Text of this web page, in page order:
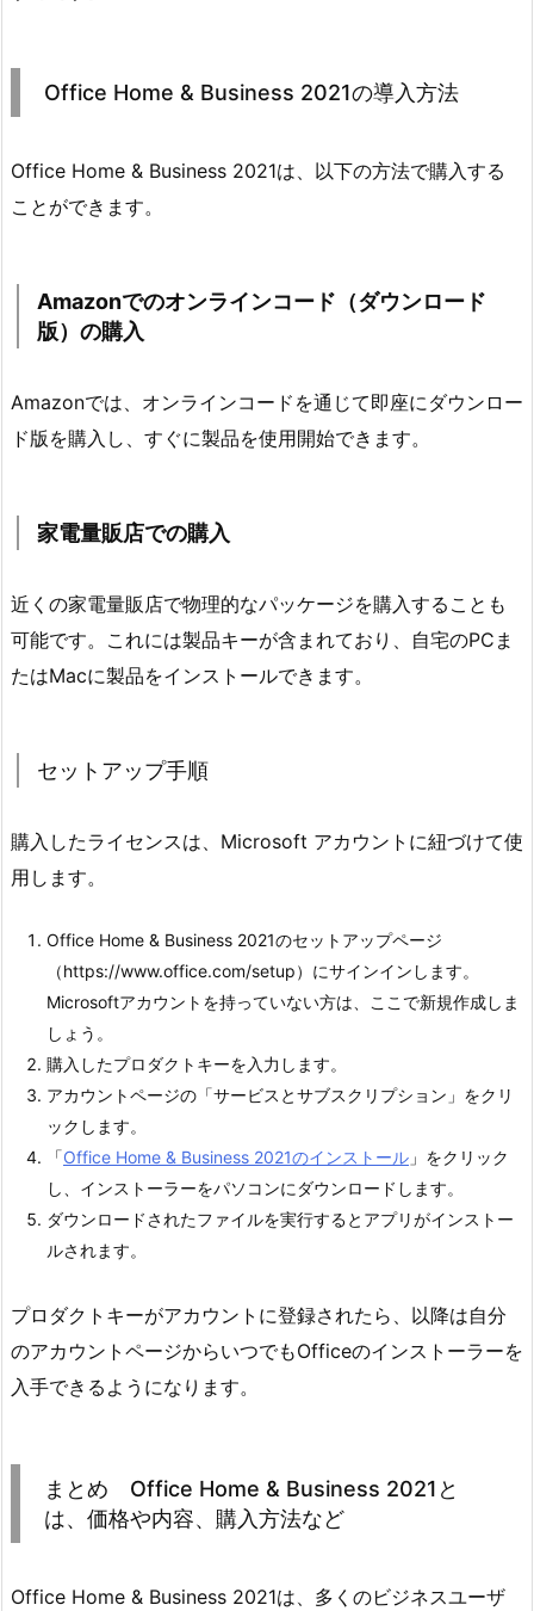
Office Home & Business 2021の導入方法
Office Home & Business 2021は、以下の方法で購入する
ことができます。
Amazonでのオンラインコード（ダウンロード
版）の購入
Amazonでは、オンラインコードを通じて即座にダウンロー
ド版を購入し、すぐに製品を使用開始できます。
家電量販店での購入
近くの家電量販店で物理的なパッケージを購入することも
可能です。これには製品キーが含まれており、自宅のPCま
たはMacに製品をインストールできます。
セットアップ手順
購入したライセンスは、Microsoft アカウントに紐づけて使
用します。
Office Home & Business 2021のセットアップページ
（https://www.office.com/setup）にサインインします。
Microsoftアカウントを持っていない方は、ここで新規作成しま
しょう。
購入したプロダクトキーを入力します。
アカウントページの「サービスとサブスクリプション」をクリ
ックします。
「Office Home & Business 2021のインストール 」をクリック
し、インストーラーをパソコンにダウンロードします。
ダウンロードされたファイルを実行するとアプリがインストー
ルされます。
プロダクトキーがアカウントに登録されたら、以降は自分
のアカウントページからいつでもOfficeのインストーラーを
入手できるようになります。
まとめ Office Home & Business 2021と
は、価格や内容、購入方法など
Office Home & Business 2021は、多くのビジネスユーザ